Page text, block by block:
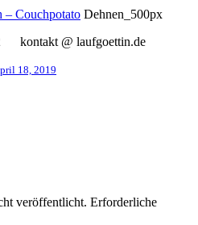
– Couchpotato Dehnen_500px
kontakt @ laufgoettin.de
18, 2019
veröffentlicht. Erforderliche